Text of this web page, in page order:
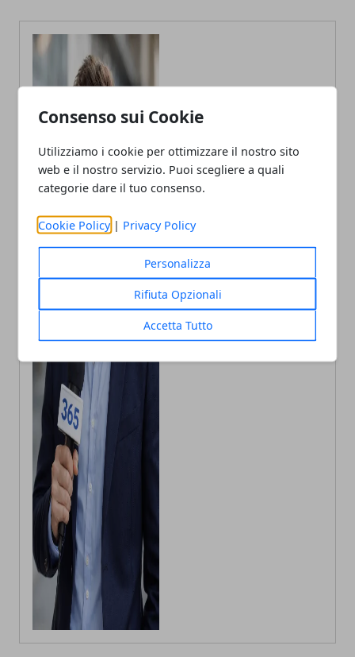
Consenso sui Cookie
Utilizziamo i cookie per ottimizzare il nostro sito
web e il nostro servizio. Puoi scegliere a quali
categorie dare il tuo consenso.
Cookie Policy | Privacy Policy
Personalizza
Rifiuta Opzionali
Accetta Tutto
Andrea Bianchi
Autore di articoli di attualità, casa e
tech porto in Italia le ultime novità.